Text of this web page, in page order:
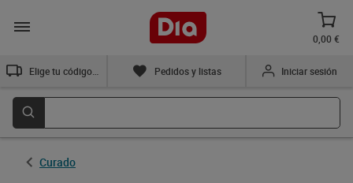
0,00 €
Pedidos y listas Iniciar sesión
Curado